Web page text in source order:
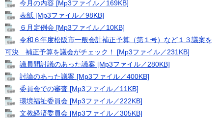
今月の内容 [Mp3ファイル／169KB]
表紙 [Mp3ファイル／98KB]
６月定例会 [Mp3ファイル／10KB]
令和６年度松阪市一般会計補正予算（第１号）など１３議案を
可決 補正予算を議会がチェック！ [Mp3ファイル／231KB]
議員間討議のあった議案 [Mp3ファイル／280KB]
討論のあった議案 [Mp3ファイル／400KB]
委員会での審査 [Mp3ファイル／11KB]
環境福祉委員会 [Mp3ファイル／222KB]
文教経済委員会 [Mp3ファイル／305KB]